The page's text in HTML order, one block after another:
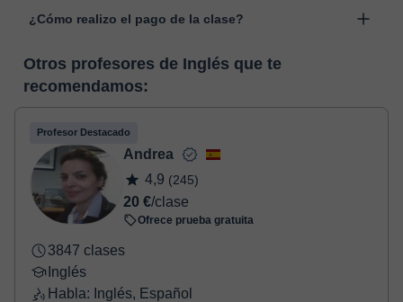
desarrollada para el ámbito formativo con muchas
pizarra virtual o el editor de textos a tiempo real. En el siguiente
enlace puedes ver una demo del aula y conocerla:
virtual
¿Cómo realizo el pago de la clase?
horas, podrás realizar el pago mediante tarjeta de débito o
crédito.
Una vez realices el pago de la clase, recibirás un e-mail de
Otros profesores de Inglés que te
recomendamos:
Profesor Destacado
Andrea
4,9 (245)
20 €/clase
Ofrece prueba gratuita
3847 clases
Inglés
Habla: Inglés, Español